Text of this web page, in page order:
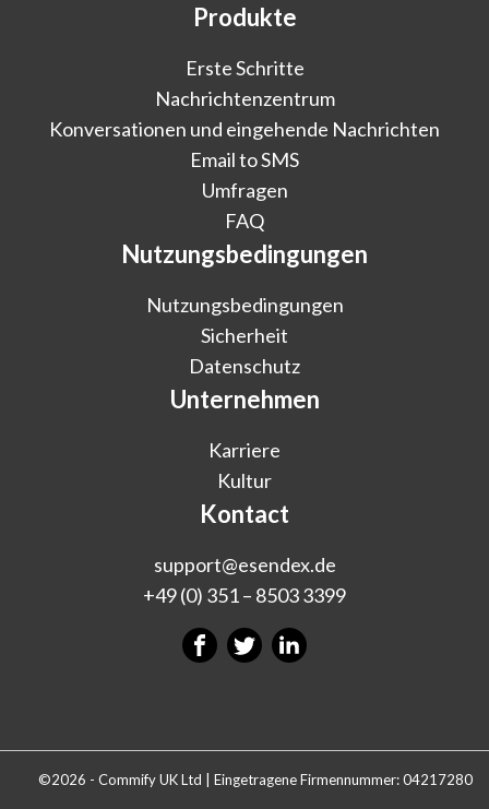
Produkte
Erste Schritte
Nachrichtenzentrum
Konversationen und eingehende Nachrichten
Email to SMS
Umfragen
FAQ
Nutzungsbedingungen
Nutzungsbedingungen
Sicherheit
Datenschutz
Unternehmen
Karriere
Kultur
Kontact
support@esendex.de
+49 (0) 351 – 8503 3399
©2026 - Commify UK Ltd | Eingetragene Firmennummer: 04217280